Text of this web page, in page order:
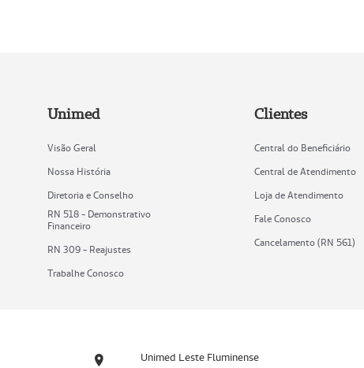
Unimed
Visão Geral
Nossa História
Diretoria e Conselho
RN 518 - Demonstrativo
Financeiro
RN 309 - Reajustes
Trabalhe Conosco
Clientes
Central do Beneficiário
Central de Atendimento
Loja de Atendimento
Fale Conosco
Cancelamento (RN 561)
Unimed Leste Fluminense